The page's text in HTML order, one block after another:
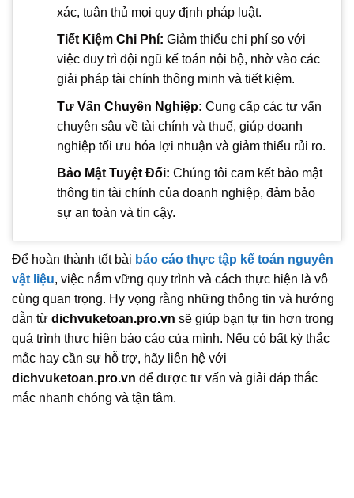
xác, tuân thủ mọi quy định pháp luật.
Tiết Kiệm Chi Phí: Giảm thiểu chi phí so với
việc duy trì đội ngũ kế toán nội bộ, nhờ vào các
giải pháp tài chính thông minh và tiết kiệm.
Tư Vấn Chuyên Nghiệp: Cung cấp các tư vấn
chuyên sâu về tài chính và thuế, giúp doanh
nghiệp tối ưu hóa lợi nhuận và giảm thiểu rủi ro.
Bảo Mật Tuyệt Đối: Chúng tôi cam kết bảo mật
thông tin tài chính của doanh nghiệp, đảm bảo
sự an toàn và tin cậy.
Để hoàn thành tốt bài báo cáo thực tập kế toán nguyên
vật liệu, việc nắm vững quy trình và cách thực hiện là vô
cùng quan trọng. Hy vọng rằng những thông tin và hướng
dẫn từ dichvuketoan.pro.vn sẽ giúp bạn tự tin hơn trong
quá trình thực hiện báo cáo của mình. Nếu có bất kỳ thắc
mắc hay cần sự hỗ trợ, hãy liên hệ với
dichvuketoan.pro.vn để được tư vấn và giải đáp thắc
mắc nhanh chóng và tận tâm.